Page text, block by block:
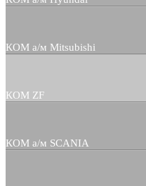
КОМ а/м Mitsubishi
КОМ ZF
КОМ а/м SCANIA